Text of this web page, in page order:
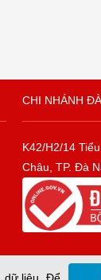
CHI NHÁNH
K42/H2/14
Châu, TP. Đà